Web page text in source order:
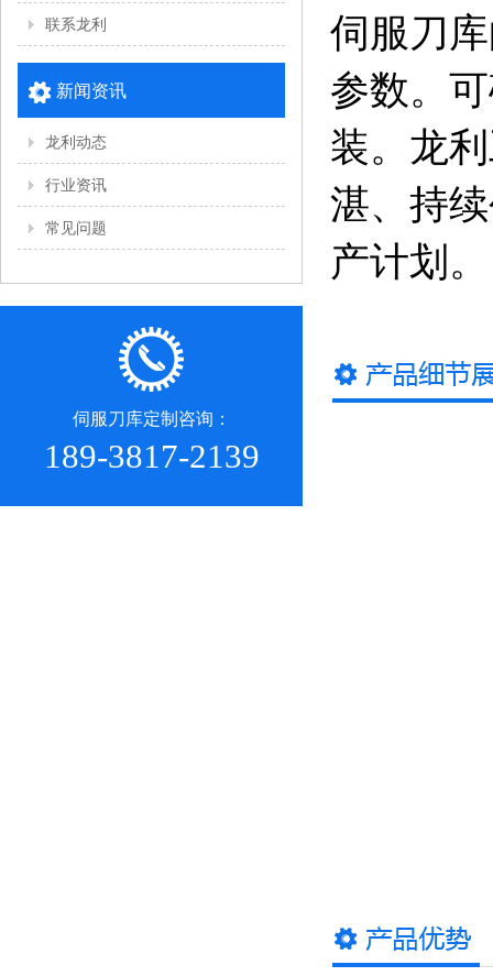
联系龙利
新闻资讯
龙利动态
行业资讯
常见问题
伺服刀库定制咨询：
189-3817-2139
伺服刀
参数。
装。龙
湛、持
产计划。